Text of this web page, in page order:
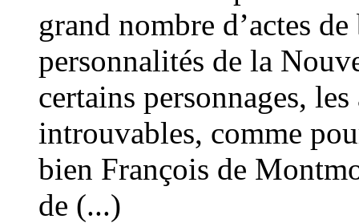
grand nombre d’actes
personnalités de la
certains personnages,
introuvables, comme
bien François de
de (...)